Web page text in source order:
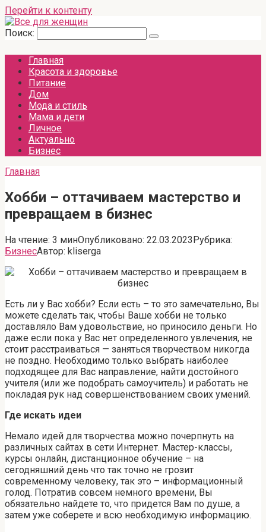
Перейти к контенту
Поиск:
Главная
Красота и здоровье
Питание
Дом
Мода и стиль
Мама и дети
Личное
Актуально
Бизнес
Главная
Хобби – оттачиваем мастерство и
превращаем в бизнес
На чтение: 3 минОпубликовано: 22.03.2023Рубрика:
БизнесАвтор: kliserga
Есть ли у Вас хобби? Если есть – то это замечательно, Вы
можете сделать так, чтобы Ваше хобби не только
доставляло Вам удовольствие, но приносило деньги. Но
даже если пока у Вас нет определенного увлечения, не
стоит расстраиваться — заняться творчеством никогда
не поздно. Необходимо только выбрать наиболее
подходящее для Вас направление, найти достойного
учителя (или же подобрать самоучитель) и работать не
покладая рук над совершенствованием своих умений.
Где искать идеи
Немало идей для творчества можно почерпнуть на
различных сайтах в сети Интернет. Мастер-классы,
курсы онлайн, дистанционное обучение – на
сегодняшний день что так точно не грозит
современному человеку, так это – информационный
голод. Потратив совсем немного времени, Вы
обязательно найдете то, что придется Вам по душе, а
затем уже соберете и всю необходимую информацию.